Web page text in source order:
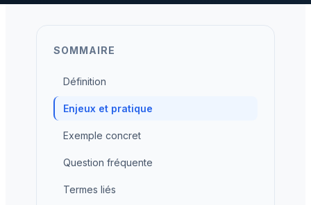
SOMMAIRE
Définition
Enjeux et pratique
Exemple concret
Question fréquente
Termes liés